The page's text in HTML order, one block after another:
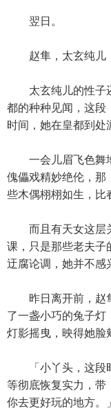
翌日。
赵隼，太玄纯儿，
太玄纯儿的性子还
都的种种见闻，这段
时间，她在皇都到处
一会儿眉飞色舞地
傀儡戏精妙绝伦，那
些木偶栩栩如生，比
而且有天女这层关
课，只是那些老夫子
迂腐论调，她并不感
昨日离开前，赵隼
了一盏小巧的兔子灯
灯影摇曳，映得她脸
「小丫头，这段时
等彻底恢复实力，带
你去更好玩的地方。